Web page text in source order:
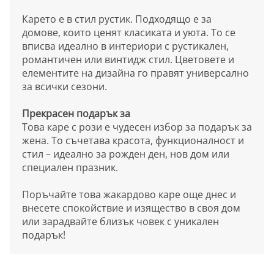
Карето е в стил рустик. Подходящо е за
домове, които ценят класиката и уюта. То се
вписва идеално в интериори с рустикален,
романтичен или винтидж стил. Цветовете и
елементите на дизайна го правят универсално
за всички сезони.
Прекрасен подарък за
Това каре с рози е чудесен избор за подарък за
жена. То съчетава красота, функционалност и
стил – идеално за рожден ден, нов дом или
специален празник.
Поръчайте това жакардово каре още днес и
внесете спокойствие и изящество в своя дом
или зарадвайте близък човек с уникален
подарък!